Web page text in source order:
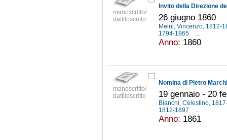
manoscritto/
dattiloscritto
26 giugno 1860
Meini, Vincenzo, 1812-
1794-1865
...
Anno: 1860
manoscritto/
dattiloscritto
19 gennaio - 20
Bianchi, Celestino,
1812-1897
...
Anno: 1861